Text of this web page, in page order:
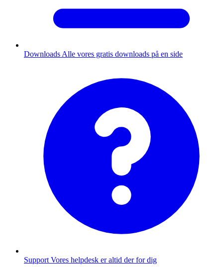
Downloads Alle vores gratis downloads på en side
Support Vores helpdesk er altid der for dig